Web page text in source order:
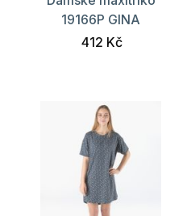
19166P GINA
412 Kč